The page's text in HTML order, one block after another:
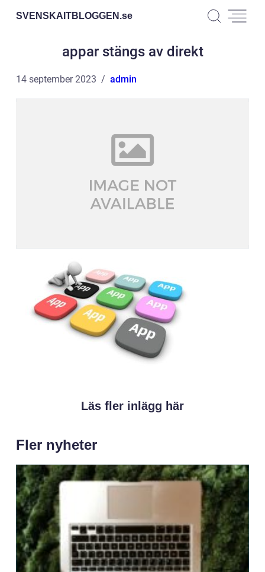
SVENSKAITBLOGGEN.se
appar stängs av direkt
14 september 2023 admin
Läs fler inlägg här
Fler nyheter